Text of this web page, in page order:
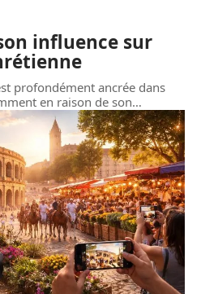
influence sur
profondément ancrée dans
en raison de son…